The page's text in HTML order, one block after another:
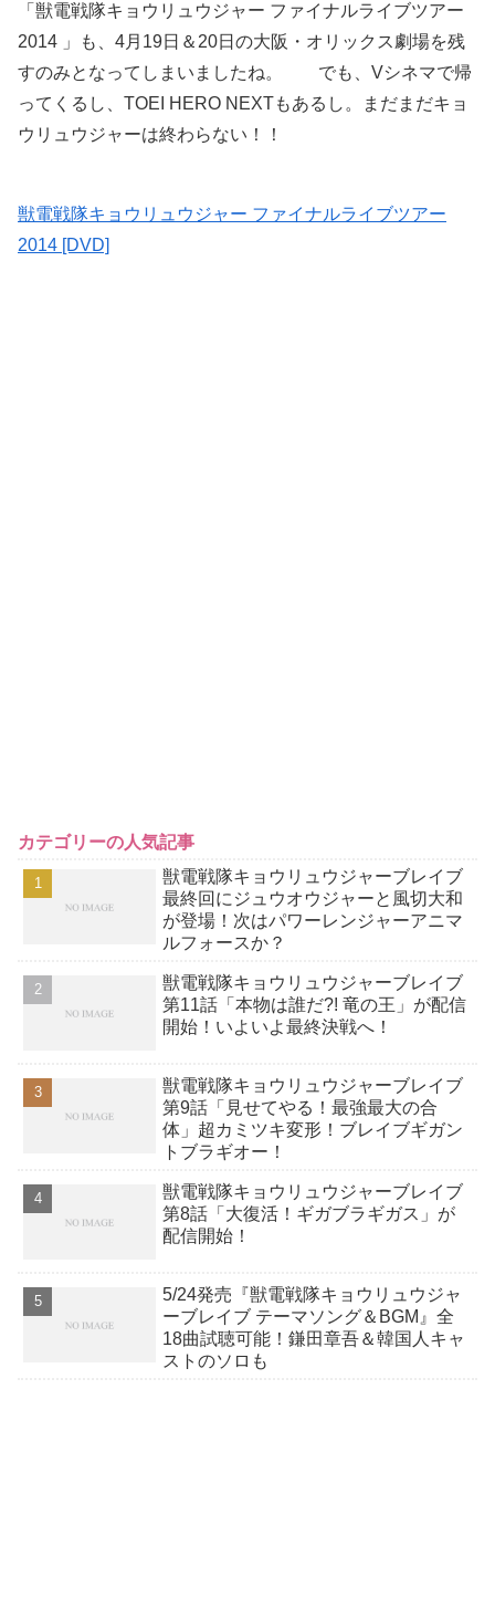
「獣電戦隊キョウリュウジャー ファイナルライブツアー
2014 」も、4月19日＆20日の大阪・オリックス劇場を残
すのみとなってしまいましたね。 でも、Vシネマで帰
ってくるし、TOEI HERO NEXTもあるし。まだまだキョ
ウリュウジャーは終わらない！！
獣電戦隊キョウリュウジャー ファイナルライブツアー
2014 [DVD]
カテゴリーの人気記事
獣電戦隊キョウリュウジャーブレイブ
最終回にジュウオウジャーと風切大和
が登場！次はパワーレンジャーアニマ
ルフォースか？
獣電戦隊キョウリュウジャーブレイブ
第11話「本物は誰だ?! 竜の王」が配信
開始！いよいよ最終決戦へ！
獣電戦隊キョウリュウジャーブレイブ
第9話「見せてやる！最強最大の合
体」超カミツキ変形！ブレイブギガン
トブラギオー！
獣電戦隊キョウリュウジャーブレイブ
第8話「大復活！ギガブラギガス」が
配信開始！
5/24発売『獣電戦隊キョウリュウジャ
ーブレイブ テーマソング＆BGM』全
18曲試聴可能！鎌田章吾＆韓国人キャ
ストのソロも